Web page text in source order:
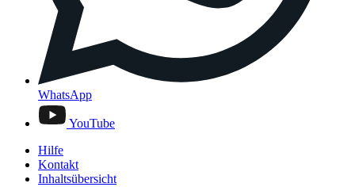
WhatsApp
YouTube
Hilfe
Kontakt
Inhaltsübersicht